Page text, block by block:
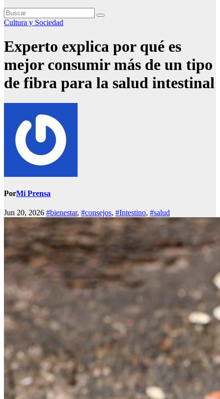
Cultura y Sociedad
Experto explica por qué es
mejor consumir más de un tipo
de fibra para la salud intestinal
PorMi Prensa
Jun 20, 2026 #bienestar, #consejos, #Intestino, #salud